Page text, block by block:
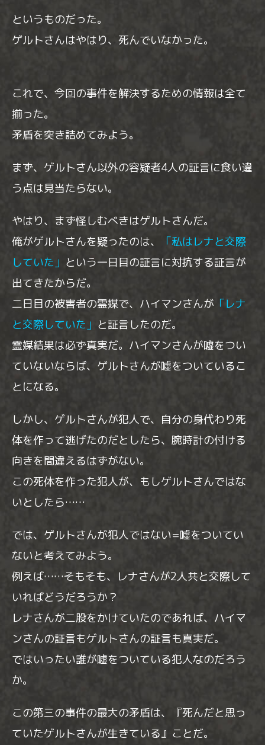
というものだった。
ゲルトさんはやはり、死んでいなかった。
これで、今回の事件を解決するための情報は全て
揃った。
矛盾を突き詰めてみよう。
まず、ゲルトさん以外の容疑者4人の証言に食い違
う点は見当たらない。
やはり、まず怪しむべきはゲルトさんだ。
俺がゲルトさんを疑ったのは、
「私はレナと交際
していた」 という一日目の証言に対抗する証言が
出てきたからだ。
二日目の被害者の霊媒で、ハイマンさんが 「レナ
と交際していた」 と証言したのだ。
霊媒結果は必ず真実だ。ハイマンさんが嘘をつい
ていないならば、ゲルトさんが嘘をついているこ
とになる。
しかし、ゲルトさんが犯人で、自分の身代わり死
体を作って逃げたのだとしたら、腕時計の付ける
向きを間違えるはずがない。
この死体を作った犯人が、もしゲルトさんではな
いとしたら……
では、ゲルトさんが犯人ではない=嘘をついてい
ないと考えてみよう。
例えば……そもそも、レナさんが2人共と交際して
いればどうだろうか？
レナさんが二股をかけていたのであれば、ハイマ
ンさんの証言もゲルトさんの証言も真実だ。
ではいったい誰が嘘をついている犯人なのだろう
か。
この第三の事件の最大の矛盾は、『死んだと思っ
ていたゲルトさんが生きている』ことだ。